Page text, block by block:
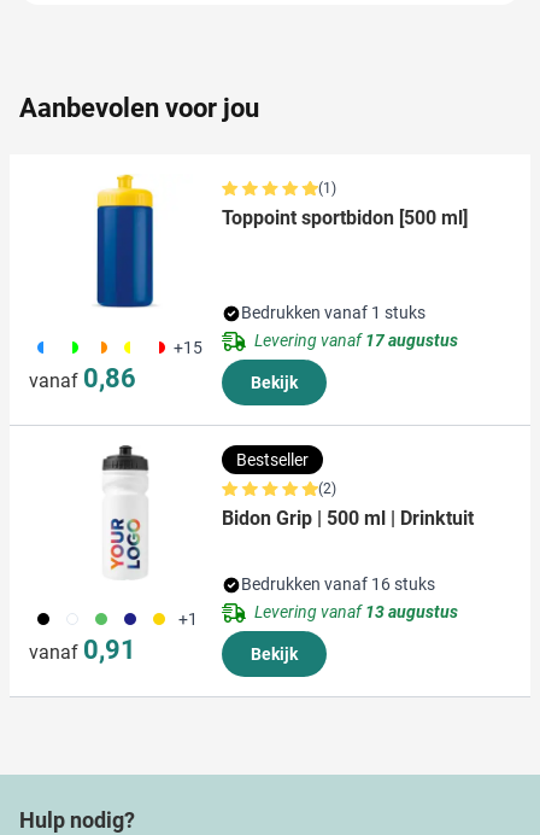
Aanbevolen voor jou
190 191 192 241 188 +15
vanaf 0,86
(1)
Toppoint sportbidon [500 ml]
Bedrukken vanaf 1 stuks
Levering vanaf17 augustus
Bekijk
001 002 004 005 006 +1
vanaf 0,91
Bestseller
(2)
Bidon Grip | 500 ml | Drinktuit
Bedrukken vanaf 16 stuks
Levering vanaf13 augustus
Bekijk
Hulp nodig?